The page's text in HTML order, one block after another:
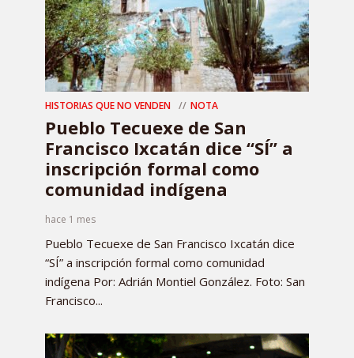
HISTORIAS QUE NO VENDEN NOTA
Pueblo Tecuexe de San
Francisco Ixcatán dice “SÍ” a
inscripción formal como
comunidad indígena
hace 1 mes
Pueblo Tecuexe de San Francisco Ixcatán dice
“SÍ” a inscripción formal como comunidad
indígena Por: Adrián Montiel González. Foto: San
Francisco...